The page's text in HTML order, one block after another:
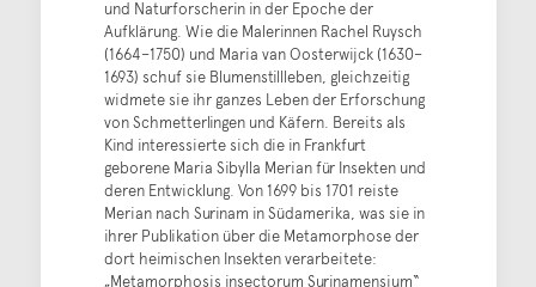
und Naturforscherin in der Epoche der
Aufklärung. Wie die Malerinnen Rachel Ruysch
(1664–1750) und Maria van Oosterwijck (1630–
1693) schuf sie Blumenstillleben, gleichzeitig
widmete sie ihr ganzes Leben der Erforschung
von Schmetterlingen und Käfern. Bereits als
Kind interessierte sich die in Frankfurt
geborene Maria Sibylla Merian für Insekten und
deren Entwicklung. Von 1699 bis 1701 reiste
Merian nach Surinam in Südamerika, was sie in
ihrer Publikation über die Metamorphose der
dort heimischen Insekten verarbeitete:
„Metamorphosis insectorum Surinamensium“